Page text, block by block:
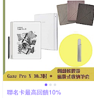
聯名卡最高回饋10%